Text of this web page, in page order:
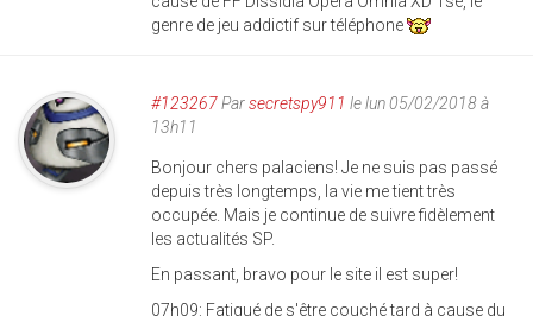
genre de jeu addictif sur téléphone
#123267Parsecretspy911 le lun 05/02/2018 à
13h11
Bonjour chers palaciens! Je ne suis pas passé
depuis très longtemps, la vie me tient très
occupée. Mais je continue de suivre fidèlement
les actualités SP.
En passant, bravo pour le site il est super!
07h09: Fatigué de s'être couché tard à cause du